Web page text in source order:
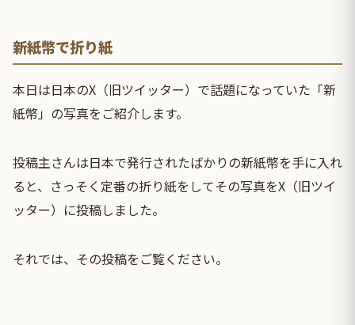
新紙幣で折り紙
本日は日本のX（旧ツイッター）で話題になっていた「新
紙幣」の写真をご紹介します。
投稿主さんは日本で発行されたばかりの新紙幣を手に入れ
ると、さっそく定番の折り紙をしてその写真をX（旧ツイ
ッター）に投稿しました。
それでは、その投稿をご覧ください。